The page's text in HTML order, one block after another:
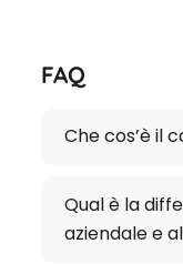
FAQ
Che cos’è il
Qual è la
aziendale e